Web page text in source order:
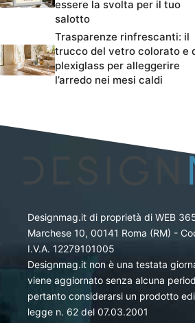
essere la svolta per il tuo
salotto
Trasparenze rinfrescanti: il
trucco del vetro colorato e
plexiglass per alleggerire
l’arredo nei mesi caldi
Designmag.it di proprietà di WEB
Marchese 10, 00141 Roma (RM) -
I.V.A. 12279101005
Designmag.it non è una testata
viene aggiornato senza alcuna
pertanto considerarsi un prodotto
legge n. 62 del 07.03.2001